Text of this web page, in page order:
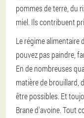
pommes de terre, du
miel. Ils contribuent
Le régime alimentaire
pouvez pas paindre,
En de nombreuses
matière de brouillard,
être possibles. Et
Brane d'avoine. Tout